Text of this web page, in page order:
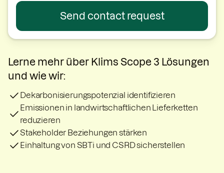
Lerne mehr über Klims Scope 3 Lösungen
und wie wir:
Dekarbonisierungspotenzial identifizieren
Emissionen in landwirtschaftlichen Lieferketten
reduzieren
Stakeholder Beziehungen stärken
Einhaltung von SBTi und CSRD sicherstellen